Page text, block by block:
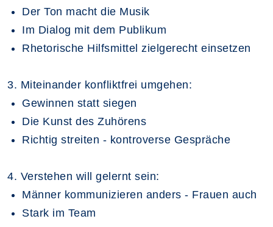
Der Ton macht die Musik
Im Dialog mit dem Publikum
Rhetorische Hilfsmittel zielgerecht einsetzen
3. Miteinander konfliktfrei umgehen:
Gewinnen statt siegen
Die Kunst des Zuhörens
Richtig streiten - kontroverse Gespräche
4. Verstehen will gelernt sein:
Männer kommunizieren anders - Frauen auch
Stark im Team